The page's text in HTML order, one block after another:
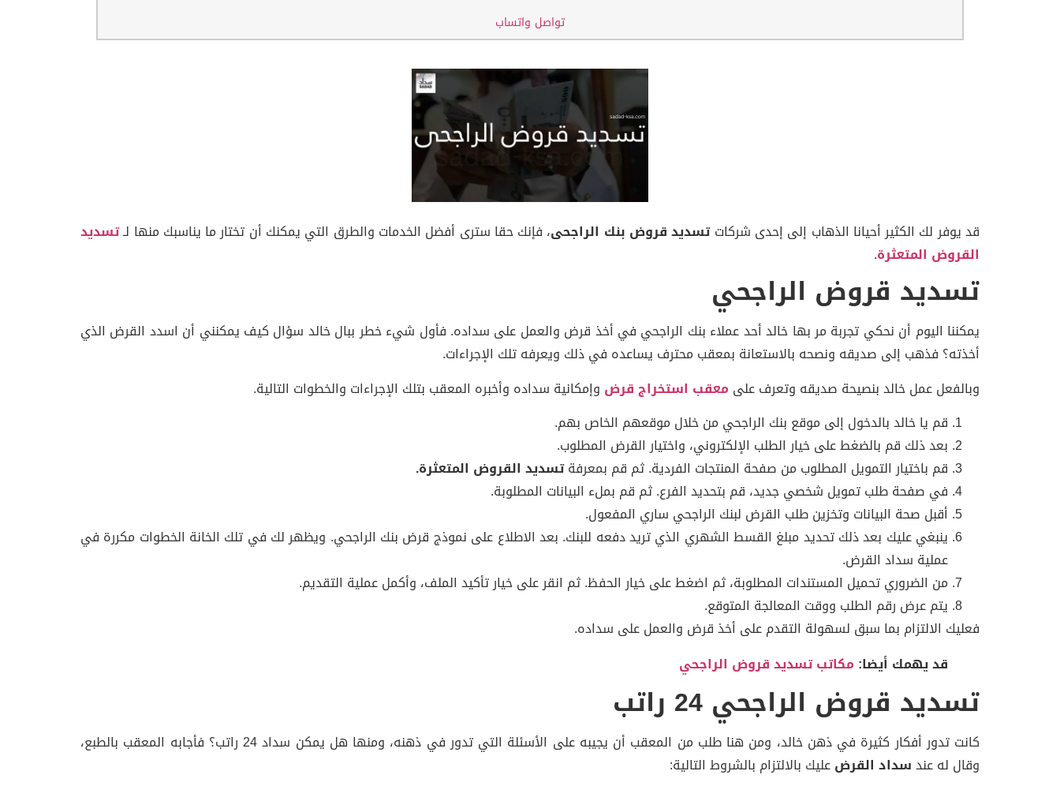
تواصل واتساب
قد يوفر لك الكثير أحيانا الذهاب إلى إحدى شركاتتسديد قروض بنك الراجحى، فإنك حقا سترى أفضل الخدمات والطرق التي يمكنك أن تختار ما يناسبك منها لـتسديد
القروض المتعثرة.
تسديد قروض الراجحي
يمكننا اليوم أن نحكي تجربة مر بها خالد أحد عملاء بنك الراجحي في أخذ قرض والعمل على سداده. فأول شيء خطر ببال خالد سؤال كيف يمكنني أن اسدد القرض الذي
أخذته؟ فذهب إلى صديقه ونصحه بالاستعانة بمعقب محترف يساعده في ذلك ويعرفه تلك الإجراءات.
وبالفعل عمل خالد بنصيحة صديقه وتعرف علىمعقب استخراج قرض وإمكانية سداده وأخبره المعقب بتلك الإجراءات والخطوات التالية.
قم يا خالد بالدخول إلى موقع بنك الراجحي من خلال موقعهم الخاص بهم.
بعد ذلك قم بالضغط على خيار الطلب الإلكتروني، واختيار القرض المطلوب.
قم باختيار التمويل المطلوب من صفحة المنتجات الفردية. ثم قم بمعرفةتسديد القروض المتعثرة.
في صفحة طلب تمويل شخصي جديد، قم بتحديد الفرع. ثم قم بملء البيانات المطلوبة.
أقبل صحة البيانات وتخزين طلب القرض لبنك الراجحي ساري المفعول.
ينبغي عليك بعد ذلك تحديد مبلغ القسط الشهري الذي تريد دفعه للبنك. بعد الاطلاع على نموذج قرض بنك الراجحي. ويظهر لك في تلك الخانة الخطوات مكررة في
عملية سداد القرض.
من الضروري تحميل المستندات المطلوبة، ثم اضغط على خيار الحفظ. ثم انقر على خيار تأكيد الملف، وأكمل عملية التقديم.
يتم عرض رقم الطلب ووقت المعالجة المتوقع.
فعليك الالتزام بما سبق لسهولة التقدم على أخذ قرض والعمل على سداده.
قد يهمك أيضا:مكاتب تسديد قروض الراجحي
تسديد قروض الراجحي 24 راتب
كانت تدور أفكار كثيرة في ذهن خالد، ومن هنا طلب من المعقب أن يجيبه على الأسئلة التي تدور في ذهنه، ومنها هل يمكن سداد 24 راتب؟ فأجابه المعقب بالطبع،
وقال له عندسداد القرضعليك بالالتزام بالشروط التالية: